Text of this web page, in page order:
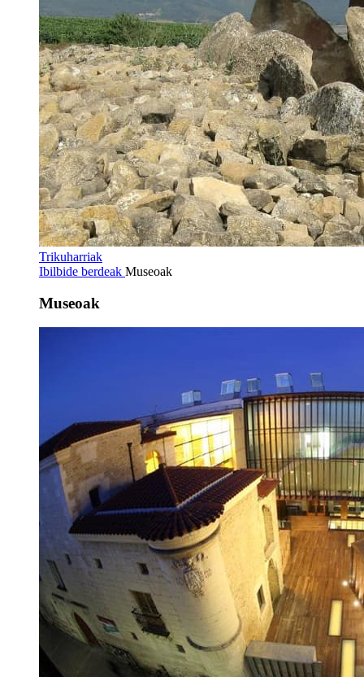
Trikuharriak
Ibilbide berdeak Museoak
Museoak